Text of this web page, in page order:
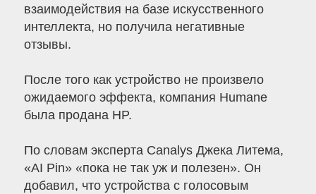
взаимодействия на базе искусственного
интеллекта, но получила негативные
отзывы.
После того как устройство не произвело
ожидаемого эффекта, компания Humane
была продана HP.
По словам эксперта Canalys Джека Литема,
«AI Pin» «пока не так уж и полезен». Он
добавил, что устройства с голосовым